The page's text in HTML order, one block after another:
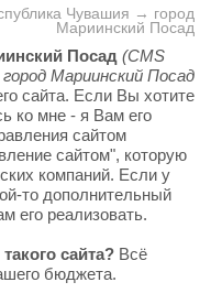
Чувашия → город
Мариинский Посад
Посад (CMS
Мариинский Посад
сайта. Если Вы хотите
ко мне - я Вам его
сайтом
сайтом", которую
компаний. Если у
то дополнительный
его реализовать.
сайта? Всё
бюджета.